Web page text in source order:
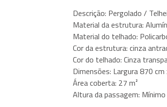
Descrição: Pergolado /
Material da estrutura:
Material do telhado:
Cor da estrutura: cinza
Cor do telhado: Cinza
Dimensões: Largura 870
Área coberta: 27 m²
Altura da passagem: